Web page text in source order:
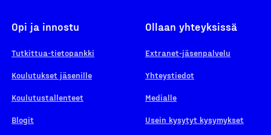
Opi ja innostu
Tutkittua-tietopankki
Koulutukset jäsenille
Koulutustallenteet
Blogit
Ollaan yhteyksissä
Extranet-jäsenpalvelu
Yhteystiedot
Medialle
Usein kysytyt kysymykset